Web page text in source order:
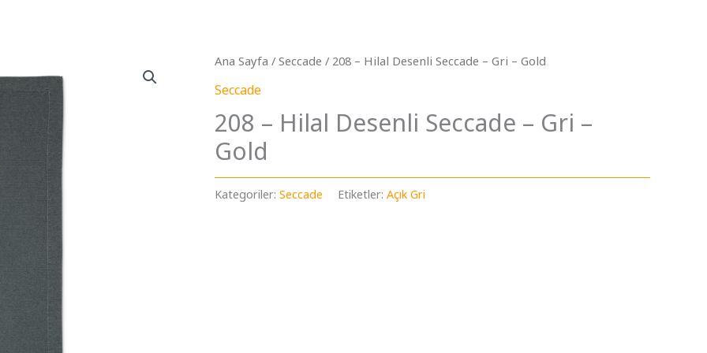
Ana Sayfa / Seccade / 208 – Hilal Desenli Seccade – Gri – Gold
Seccade
208 – Hilal Desenli Seccade – Gri –
Gold
Kategoriler: Seccade Etiketler: Açık Gri